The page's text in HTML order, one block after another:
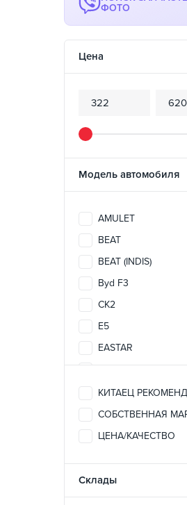
ФОТО
Цена
Модель автомобиля
AMULET
BEAT
BEAT (INDIS)
Byd F3
CK2
E5
EASTAR
ELARA
EMGRAND EC7
EMGRAND EC7 RV
EMGRAND EX7
GC2 (PANDA)
GC6
КИТАЕЦ
СОБСТВЕННАЯ
ЦЕНА/КАЧЕСТВО
Склады